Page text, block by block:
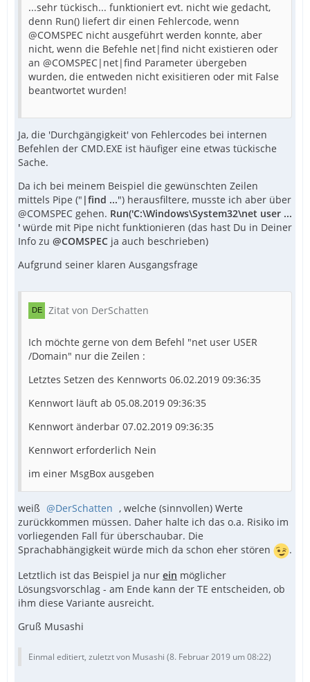
...sehr tückisch... funktioniert evt. nicht wie gedacht,
denn Run() liefert dir einen Fehlercode, wenn
@COMSPEC nicht ausgeführt werden konnte, aber
nicht, wenn die Befehle net|find nicht existieren oder
an @COMSPEC|net|find Parameter übergeben
wurden, die entweden nicht exisitieren oder mit False
beantwortet wurden!
Ja, die 'Durchgängigkeit' von Fehlercodes bei internen
Befehlen der CMD.EXE ist häufiger eine etwas tückische
Sache.
Da ich bei meinem Beispiel die gewünschten Zeilen
mittels Pipe (" |find ...") herausfiltere, musste ich aber über
@COMSPEC gehen. Run('C:\Windows\System32\net user ...
' würde mit Pipe nicht funktionieren (das hast Du in Deiner
Info zu @COMSPEC ja auch beschrieben)
Aufgrund seiner klaren Ausgangsfrage
Zitat von DerSchatten
Ich möchte gerne von dem Befehl "net user USER
/Domain" nur die Zeilen :
Letztes Setzen des Kennworts 06.02.2019 09:36:35
Kennwort läuft ab 05.08.2019 09:36:35
Kennwort änderbar 07.02.2019 09:36:35
Kennwort erforderlich Nein
im einer MsgBox ausgeben
weiß DerSchatten , welche (sinnvollen) Werte
zurückkommen müssen. Daher halte ich das o.a. Risiko im
vorliegenden Fall für überschaubar. Die
Sprachabhängigkeit würde mich da schon eher stören
.
Letztlich ist das Beispiel ja nur ein möglicher
Lösungsvorschlag - am Ende kann der TE entscheiden, ob
ihm diese Variante ausreicht.
Gruß Musashi
Einmal editiert, zuletzt von Musashi (8. Februar 2019 um 08:22)